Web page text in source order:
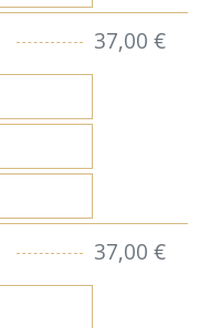
37,00 €
37,00 €